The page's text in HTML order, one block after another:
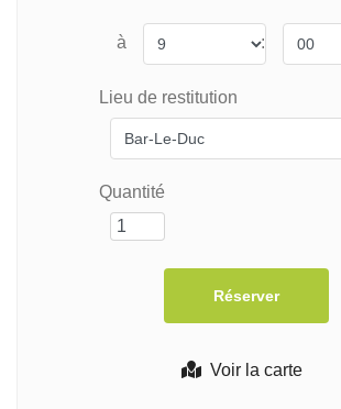
Voir la carte
à :
Lieu de restitution
Quantité